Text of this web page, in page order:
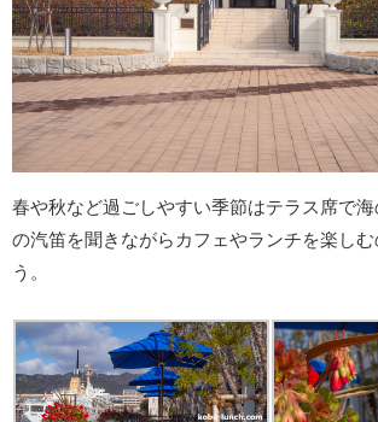
春や秋など過ごしやすい季節はテラス席で
の汽笛を聞きながらカフェやランチを楽し
う。